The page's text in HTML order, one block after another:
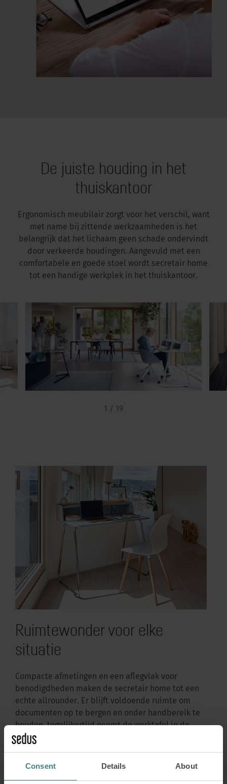
Consent Details About
De juiste houding in het
thuiskantoor
Ergonomisch meubilair zorgt voor het verschil, want
met name bij zittende werkzaamheden is het
belangrijk dat het lichaam geen schade ondervindt
door verkeerde houdingen. Aangevuld met een
comfortabele en goede stoel wordt secretair home
tot een handige werkplek in het thuiskantoor.
1 / 19
Ruimtewonder voor elke
situatie
Compacte afmetingen en een aflegvlak voor
benodigdheden maken de secretair home tot een
echte allrounder. Er blijft voldoende ruimte om
documenten op te bergen en onder handbereik te
houden, tegelijkertijd neemt de werktafel in de
ruimte of de gang niet veel plek in.
Aflegblad